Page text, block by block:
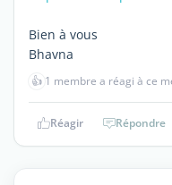
Bien à vous
Bhavna
👍 1 membre a réagi à ce
Réagir Répondre